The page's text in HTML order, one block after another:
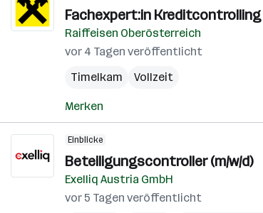
Fachexpert:in
Raiffeisen Oberösterreich
vor 4 Tagen veröffentlicht
Timelkam
Vollzeit
Merken
Einblicke
Beteiligungscontroller (m/w/d)
Exelliq Austria GmbH
vor 5 Tagen veröffentlicht